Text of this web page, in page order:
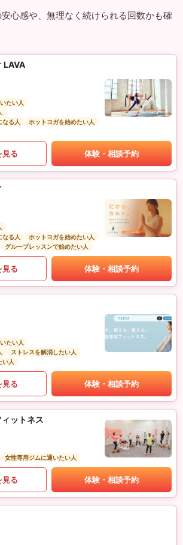
心感や、無理なく続けられる回数かも確
LAVA
たい人
なる人
ホットヨガを始めたい人
見る 体験・相談予約
なる人
ホットヨガを始めたい人
グループレッスンで始めたい人
見る 体験・相談予約
たい人
ストレスを解消したい人
い人
見る 体験・相談予約
ットネス
女性専用ジムに通いたい人
見る 体験・相談予約